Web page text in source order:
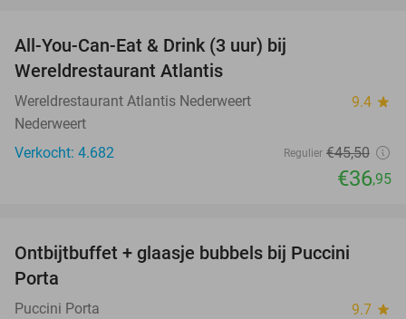
All-You-Can-Eat & Drink (3 uur) bij
Wereldrestaurant Atlantis
Wereldrestaurant Atlantis Nederweert 9.4 star
Nederweert
Verkocht: 4.682
Regulier €45,50
€36,95
Ontbijtbuffet + glaasje bubbels bij Puccini
Porta
Puccini Porta 9.7 star